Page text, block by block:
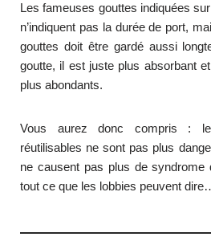
Les fameuses gouttes indiquées
n’indiquent pas la durée de port,
gouttes doit être gardé aussi
goutte, il est juste plus absorbant
plus abondants.
Vous aurez donc compris :
réutilisables ne sont pas plus
ne causent pas plus de syndrome
tout ce que les lobbies peuvent